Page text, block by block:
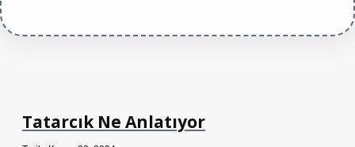
Tatarcık Ne Anlatıyor